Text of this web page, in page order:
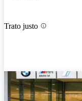
Trato justo